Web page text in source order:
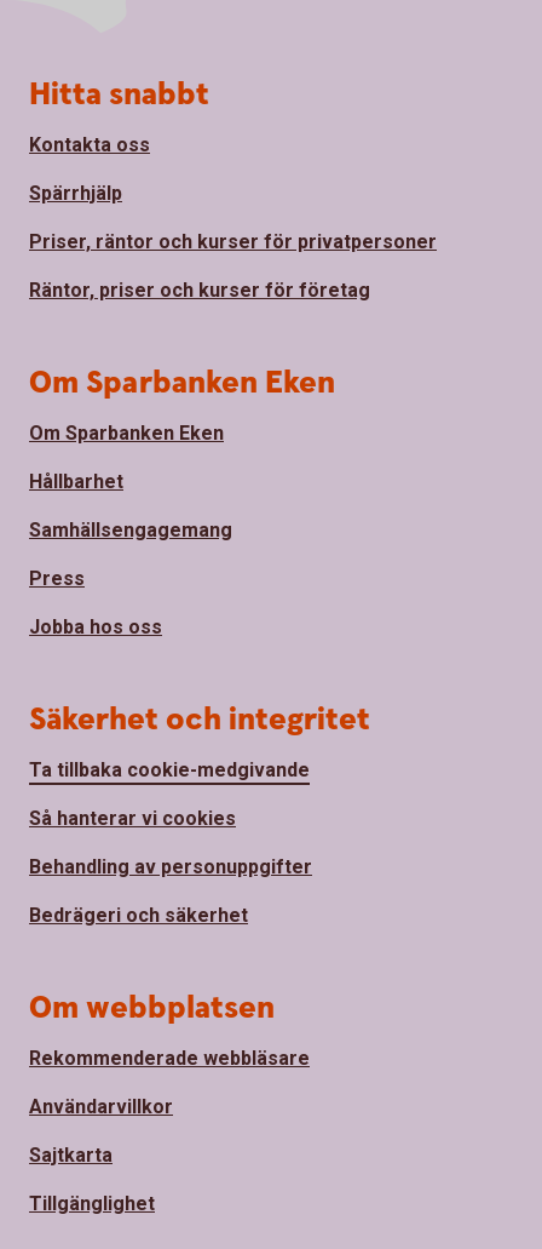
Sidfot
Hitta snabbt
Kontakta oss
Spärrhjälp
Priser, räntor och kurser för privatpersoner
Räntor, priser och kurser för företag
Om Sparbanken Eken
Om Sparbanken Eken
Hållbarhet
Samhällsengagemang
Press
Jobba hos oss
Säkerhet och integritet
Ta tillbaka cookie-medgivande
Så hanterar vi cookies
Behandling av personuppgifter
Bedrägeri och säkerhet
Om webbplatsen
Rekommenderade webbläsare
Användarvillkor
Sajtkarta
Tillgänglighet